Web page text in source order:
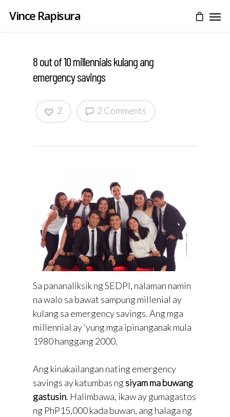
Vince Rapisura
8 out of 10 millennials kulang ang
emergency savings
2 Comments
2
Sa pananaliksik ng SEDPI, nalaman namin
na walo sa bawat sampung millenial ay
kulang sa emergency savings. Ang mga
millennial ay ‘yung mga ipinanganak mula
1980 hanggang 2000.
Ang kinakailangan nating emergency
savings ay katumbas ngsiyam ma buwang
gastusin. Halimbawa, ikaw ay gumagastos
ng PhP15,000 kada buwan, ang halaga ng